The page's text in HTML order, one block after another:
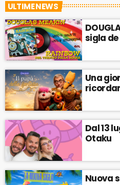
ULTIME NEWS
sigla de
Una
Dal 13
Otaku
Nuova